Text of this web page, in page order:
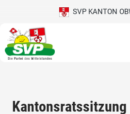
SVP KANTON
Kantonsratssitzung